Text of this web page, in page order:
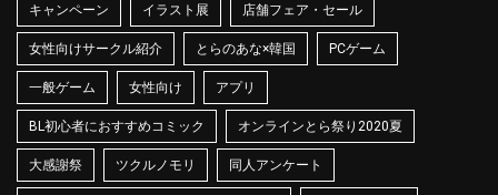
キャンペーン イラスト展 店舗フェア・セール
女性向けサークル紹介 とらのあな×韓国 PCゲーム
一般ゲーム 女性向け アプリ
BL初心者におすすめコミック オンラインとら祭り2020夏
大感謝祭 ツクルノモリ 同人アンケート